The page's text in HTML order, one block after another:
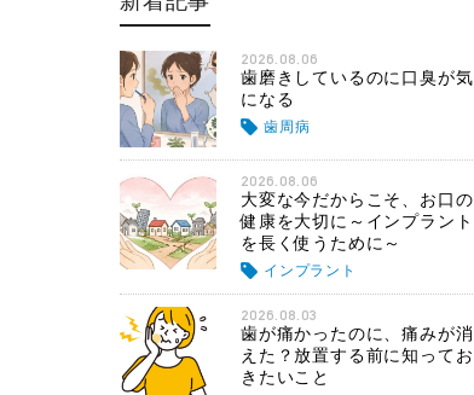
2026.08.06
歯磨きしているのに口臭が気
になる
歯周病
2026.08.06
大変な今だからこそ、お口の
健康を大切に～インプラント
を長く使うために～
インプラント
2026.08.03
歯が痛かったのに、痛みが消
えた？放置する前に知ってお
きたいこと